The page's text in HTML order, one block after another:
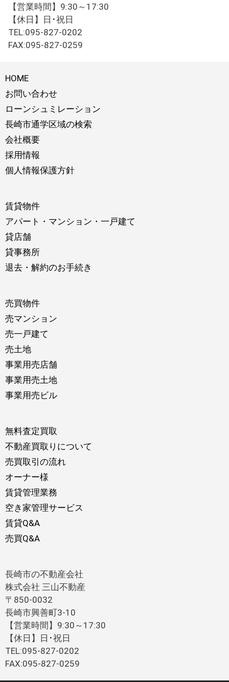
【営業時間】9:30～17:30
【休日】日･祝日
TEL:095-827-0202
FAX:095-827-0259
HOME
お問い合わせ
ローンシュミレーション
長崎市通学区域の検索
会社概要
採用情報
個人情報保護方針
賃貸物件
アパート・マンション・一戸建て
貸店舗
貸事務所
退去・解約のお手続き
売買物件
売マンション
売一戸建て
売土地
事業用売店舗
事業用売土地
事業用売ビル
無料査定買取
不動産買取りについて
売買取引の流れ
オーナー様
賃貸管理業務
空き家管理サービス
賃貸Q&A
売買Q&A
長崎市の不動産会社
株式会社 三山不動産
〒850-0032
長崎市興善町3-10
【営業時間】9:30～17:30
【休日】日･祝日
TEL:095-827-0202
FAX:095-827-0259